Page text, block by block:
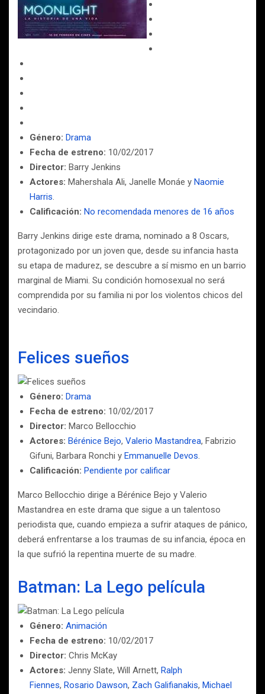
Género: Drama
Fecha de estreno: 10/02/2017
Director: Barry Jenkins
Actores: Mahershala Ali, Janelle Monáe y Naomie
Harris.
Calificación: No recomendada menores de 16 años
Barry Jenkins dirige este drama, nominado a 8 Oscars,
protagonizado por un joven que, desde su infancia hasta
su etapa de madurez, se descubre a sí mismo en un barrio
marginal de Miami. Su condición homosexual no será
comprendida por su familia ni por los violentos chicos del
vecindario.
Felices sueños
Género: Drama
Fecha de estreno: 10/02/2017
Director: Marco Bellocchio
Actores: Bérénice Bejo, Valerio Mastandrea, Fabrizio
Gifuni, Barbara Ronchi y Emmanuelle Devos.
Calificación: Pendiente por calificar
Marco Bellocchio dirige a Bérénice Bejo y Valerio
Mastandrea en este drama que sigue a un talentoso
periodista que, cuando empieza a sufrir ataques de pánico,
deberá enfrentarse a los traumas de su infancia, época en
la que sufrió la repentina muerte de su madre.
Batman: La Lego película
Género: Animación
Fecha de estreno: 10/02/2017
Director: Chris McKay
Actores: Jenny Slate, Will Arnett, Ralph
Fiennes, Rosario Dawson, Zach Galifianakis, Michael